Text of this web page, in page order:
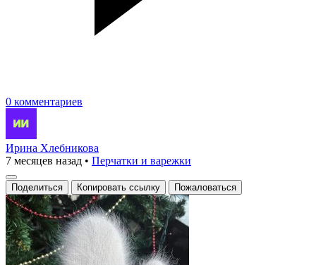
0 комментариев
Ирина Хлебникова
7 месяцев назад • Перчатки и варежки
Поделиться Копировать ссылку Пожаловаться